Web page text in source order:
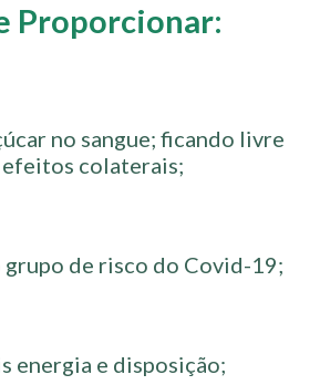
Proporcionar:
no sangue; ficando livre
efeitos colaterais;
grupo de risco do Covid-19;
energia e disposição;